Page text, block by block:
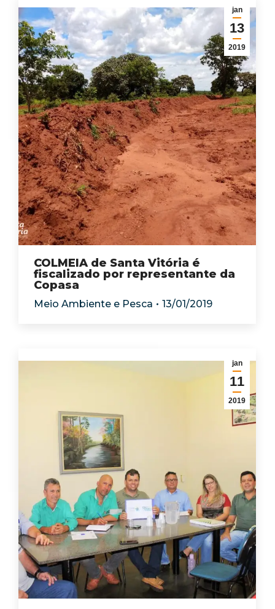
jan
13
2019
COLMEIA de Santa Vitória é
fiscalizado por representante da
Copasa
Meio Ambiente e Pesca 13/01/2019
jan
11
2019